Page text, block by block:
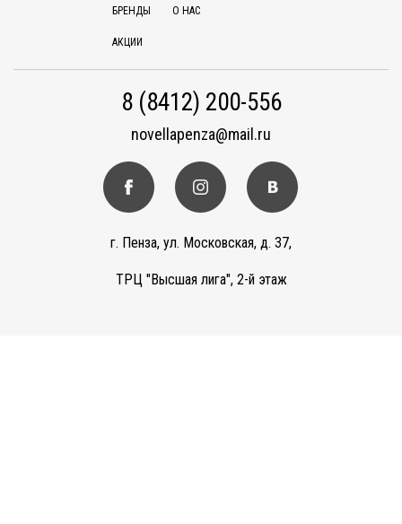
БРЕНДЫ
АКЦИИ
О НАС
8 (8412) 200-556
novellapenza@mail.ru
г. Пенза, ул. Московская, д. 37,
ТРЦ "Высшая лига", 2-й этаж